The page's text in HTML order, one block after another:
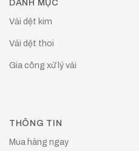
DANH MỤC
Vải dệt kim
Vải dệt thoi
Gia công xử lý vải
THÔNG TIN
Mua hàng ngay